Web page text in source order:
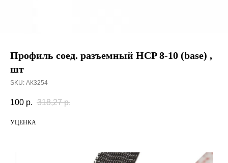
Профиль соед. разъемный HCP 8-10 (base) ,
шт
SKU: АК3254
100 р. 318,27 р.
УЦЕНКА